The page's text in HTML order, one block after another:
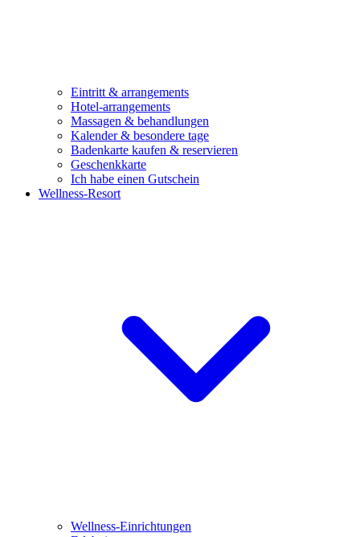
Eintritt & arrangements
Hotel-arrangements
Massagen & behandlungen
Kalender & besondere tage
Badenkarte kaufen & reservieren
Geschenkkarte
Ich habe einen Gutschein
Wellness-Resort
Wellness-Einrichtungen